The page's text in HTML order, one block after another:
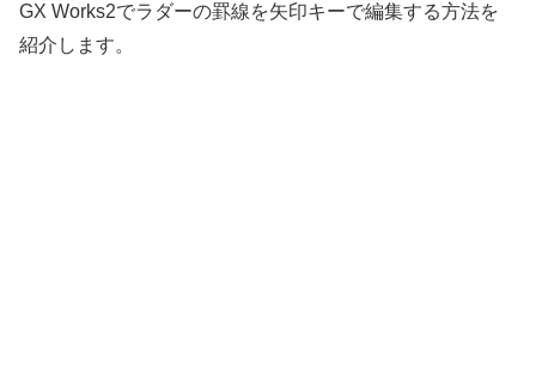
GX Works2でラダーの罫線を矢印キーで編集する方法を
紹介します。